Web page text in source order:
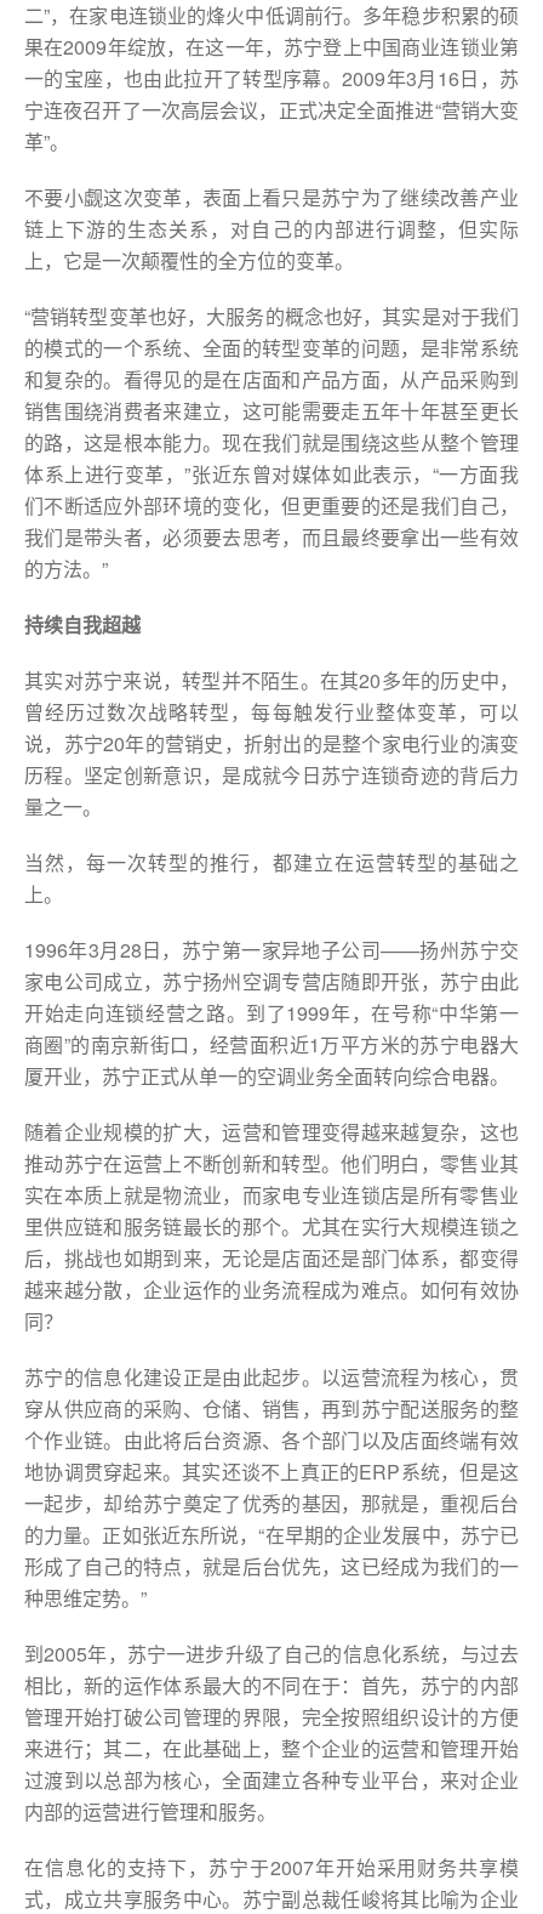
二”，在家电连锁业的烽火中低调前行。多年稳步积累的硕
果在2009年绽放，在这一年，苏宁登上中国商业连锁业第
一的宝座，也由此拉开了转型序幕。2009年3月16日，苏
宁连夜召开了一次高层会议，正式决定全面推进“营销大变
革”。
不要小觑这次变革，表面上看只是苏宁为了继续改善产业
链上下游的生态关系，对自己的内部进行调整，但实际
上，它是一次颠覆性的全方位的变革。
“营销转型变革也好，大服务的概念也好，其实是对于我们
的模式的一个系统、全面的转型变革的问题，是非常系统
和复杂的。看得见的是在店面和产品方面，从产品采购到
销售围绕消费者来建立，这可能需要走五年十年甚至更长
的路，这是根本能力。现在我们就是围绕这些从整个管理
体系上进行变革，”张近东曾对媒体如此表示，“一方面我
们不断适应外部环境的变化，但更重要的还是我们自己，
我们是带头者，必须要去思考，而且最终要拿出一些有效
的方法。”
持续自我超越
其实对苏宁来说，转型并不陌生。在其20多年的历史中，
曾经历过数次战略转型，每每触发行业整体变革，可以
说，苏宁20年的营销史，折射出的是整个家电行业的演变
历程。坚定创新意识，是成就今日苏宁连锁奇迹的背后力
量之一。
当然，每一次转型的推行，都建立在运营转型的基础之
上。
1996年3月28日，苏宁第一家异地子公司——扬州苏宁交
家电公司成立，苏宁扬州空调专营店随即开张，苏宁由此
开始走向连锁经营之路。到了1999年，在号称“中华第一
商圈”的南京新街口，经营面积近1万平方米的苏宁电器大
厦开业，苏宁正式从单一的空调业务全面转向综合电器。
随着企业规模的扩大，运营和管理变得越来越复杂，这也
推动苏宁在运营上不断创新和转型。他们明白，零售业其
实在本质上就是物流业，而家电专业连锁店是所有零售业
里供应链和服务链最长的那个。尤其在实行大规模连锁之
后，挑战也如期到来，无论是店面还是部门体系，都变得
越来越分散，企业运作的业务流程成为难点。如何有效协
同？
苏宁的信息化建设正是由此起步。以运营流程为核心，贯
穿从供应商的采购、仓储、销售，再到苏宁配送服务的整
个作业链。由此将后台资源、各个部门以及店面终端有效
地协调贯穿起来。其实还谈不上真正的ERP系统，但是这
一起步，却给苏宁奠定了优秀的基因，那就是，重视后台
的力量。正如张近东所说，“在早期的企业发展中，苏宁已
形成了自己的特点，就是后台优先，这已经成为我们的一
种思维定势。”
到2005年，苏宁一进步升级了自己的信息化系统，与过去
相比，新的运作体系最大的不同在于：首先，苏宁的内部
管理开始打破公司管理的界限，完全按照组织设计的方便
来进行；其二，在此基础上，整个企业的运营和管理开始
过渡到以总部为核心，全面建立各种专业平台，来对企业
内部的运营进行管理和服务。
在信息化的支持下，苏宁于2007年开始采用财务共享模
式，成立共享服务中心。苏宁副总裁任峻将其比喻为企业